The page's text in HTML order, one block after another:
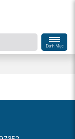
Danh Mục